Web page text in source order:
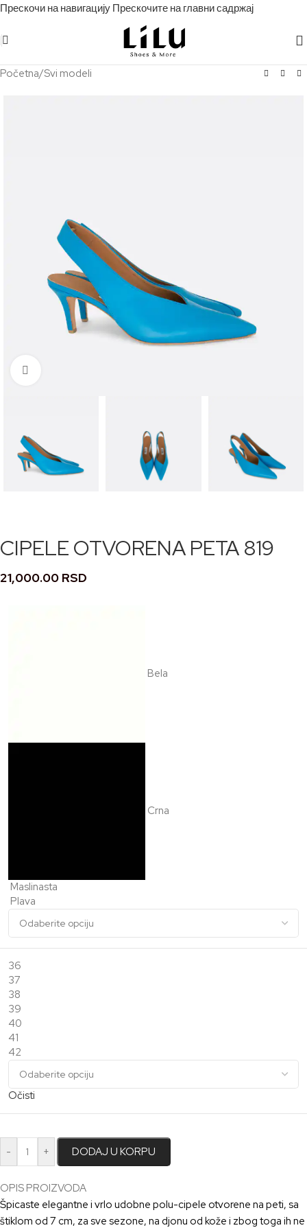
Прескочи на навигацију Прескочите на главни садржај
Početna/Svi modeli
CIPELE OTVORENA PETA 819
21,000.00 RSD
Bela
Crna
Maslinasta
Plava
36
37
38
39
40
41
42
Očisti
- + DODAJ U KORPU
OPIS PROIZVODA
Špicaste elegantne i vrlo udobne polu-cipele otvorene na peti, sa
štiklom od 7 cm, za sve sezone, na djonu od kože i zbog toga ih ne